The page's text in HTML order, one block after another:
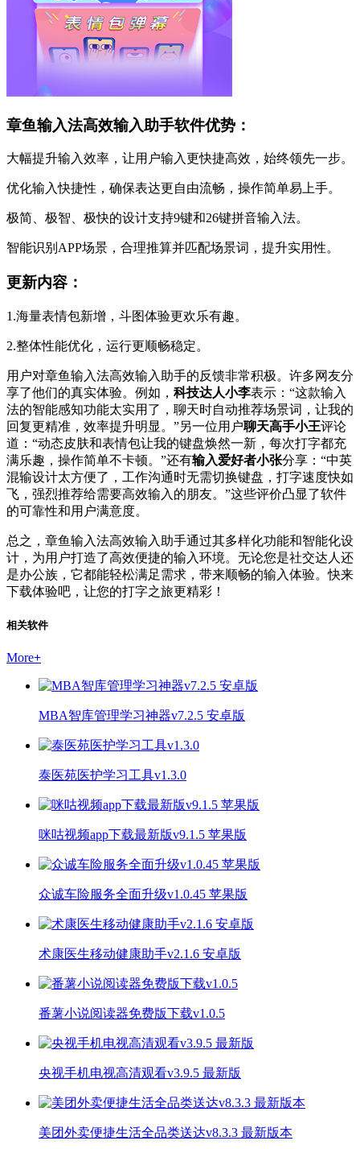
章鱼输入法高效输入助手软件优势：
大幅提升输入效率，让用户输入更快捷高效，始终领先一步。
优化输入快捷性，确保表达更自由流畅，操作简单易上手。
极简、极智、极快的设计支持9键和26键拼音输入法。
智能识别APP场景，合理推算并匹配场景词，提升实用性。
更新内容：
1.海量表情包新增，斗图体验更欢乐有趣。
2.整体性能优化，运行更顺畅稳定。
用户对章鱼输入法高效输入助手的反馈非常积极。许多网友分
享了他们的真实体验。例如， 科技达人小李表示：“这款输入
法的智能感知功能太实用了，聊天时自动推荐场景词，让我的
回复更精准，效率提升明显。”另一位用户聊天高手小王评论
道：“动态皮肤和表情包让我的键盘焕然一新，每次打字都充
满乐趣，操作简单不卡顿。”还有输入爱好者小张分享：“中英
混输设计太方便了，工作沟通时无需切换键盘，打字速度快如
飞，强烈推荐给需要高效输入的朋友。”这些评价凸显了软件
的可靠性和用户满意度。
总之，章鱼输入法高效输入助手通过其多样化功能和智能化设
计，为用户打造了高效便捷的输入环境。无论您是社交达人还
是办公族，它都能轻松满足需求，带来顺畅的输入体验。快来
下载体验吧，让您的打字之旅更精彩！
相关软件
More+
MBA智库管理学习神器v7.2.5 安卓版
泰医苑医护学习工具v1.3.0
咪咕视频app下载最新版v9.1.5 苹果版
众诚车险服务全面升级v1.0.45 苹果版
术康医生移动健康助手v2.1.6 安卓版
番薯小说阅读器免费版下载v1.0.5
央视手机电视高清观看v3.9.5 最新版
美团外卖便捷生活全品类送达v8.3.3 最新版本